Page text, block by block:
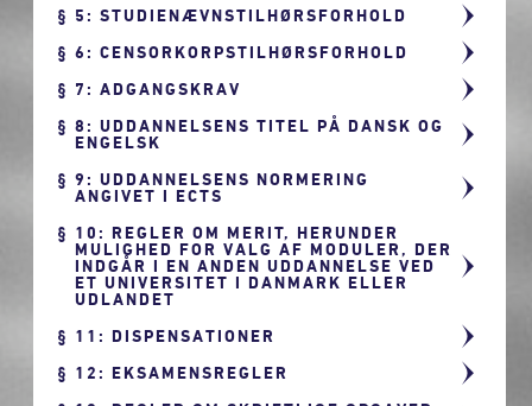
5: STUDIENÆVNSTILHØRSFORHOLD
6: CENSORKORPSTILHØRSFORHOLD
7: ADGANGSKRAV
8: UDDANNELSENS TITEL PÅ DANSK OG
ENGELSK
9: UDDANNELSENS NORMERING
ANGIVET I ECTS
10: REGLER OM MERIT, HERUNDER
MULIGHED FOR VALG AF MODULER, DER
INDGÅR I EN ANDEN UDDANNELSE VED
ET UNIVERSITET I DANMARK ELLER
UDLANDET
11: DISPENSATIONER
12: EKSAMENSREGLER